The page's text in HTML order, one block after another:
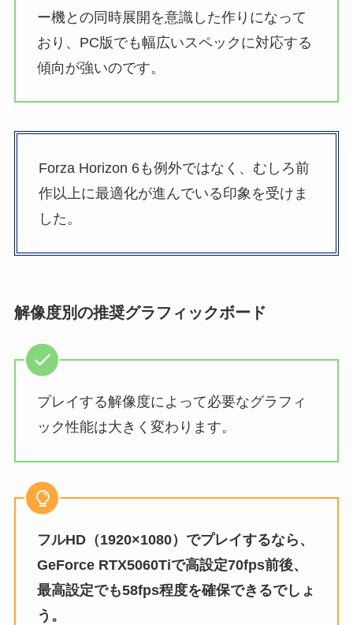
ー機との同時展開を意識した作りになって
おり、PC版でも幅広いスペックに対応する
傾向が強いのです。
Forza Horizon 6も例外ではなく、むしろ前
作以上に最適化が進んでいる印象を受けま
した。
解像度別の推奨グラフィックボード
プレイする解像度によって必要なグラフィ
ック性能は大きく変わります。
フルHD（1920×1080）でプレイするなら、
GeForce RTX5060Tiで高設定70fps前後、
最高設定でも58fps程度を確保できるでしょ
う。